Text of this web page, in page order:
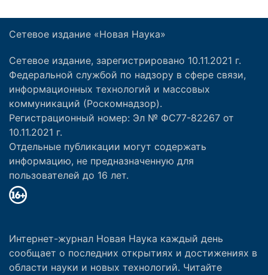
Сетевое издание «Новая Наука»
Сетевое издание, зарегистрировано 10.11.2021 г.
Федеральной службой по надзору в сфере связи,
информационных технологий и массовых
коммуникаций (Роскомнадзор).
Регистрационный номер: Эл № ФС77-82267 от
10.11.2021 г.
Отдельные публикации могут содержать
информацию, не предназначенную для
пользователей до 16 лет.
Интернет-журнал Новая Наука каждый день
сообщает о последних открытиях и достижениях в
области науки и новых технологий. Читайте